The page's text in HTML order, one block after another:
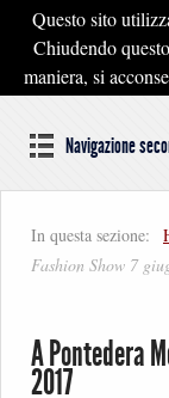
Pontedera2020
Dal cuore della
Navigazione
In questa sezione:
Fashion Show 7
A Pontedera
2017
Questo sito
Chiudendo
maniera, si